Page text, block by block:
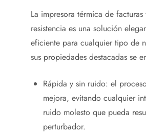
La impresora térmica de
resistencia es una solución
eficiente para cualquier tipo de
sus propiedades destacadas se
Rápida y sin ruido: el
mejora, evitando cualquier
ruido molesto que pueda
perturbador.